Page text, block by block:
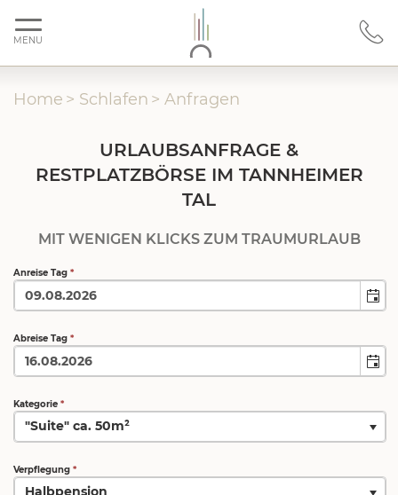
MENU
Home > Schlafen > Anfragen
URLAUBSANFRAGE &
RESTPLATZBÖRSE IM TANNHEIMER
TAL
MIT WENIGEN KLICKS ZUM TRAUMURLAUB
Anreise Tag *
Abreise Tag *
Kategorie *
"Suite" ca. 50m²
Verpflegung *
Halbpension